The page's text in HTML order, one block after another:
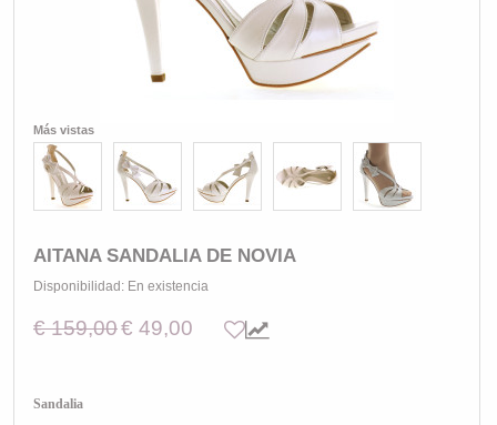
Más vistas
AITANA SANDALIA DE NOVIA
Disponibilidad: En existencia
€ 159,00€ 49,00
Sandalia